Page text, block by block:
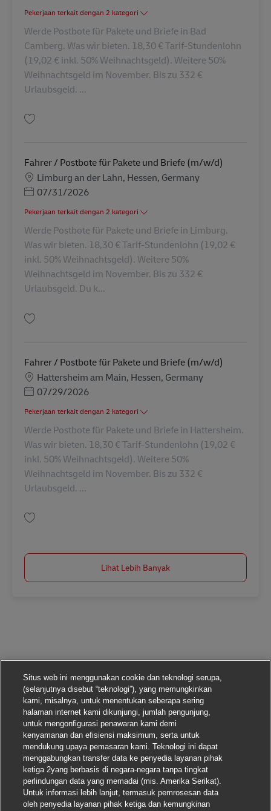
Pekerjaan terkait dengan 2 kategori
Werde Postbote für Pakete und Briefe in Bad
Camberg. Was wir bieten. 18,30 € Tarif-Stundenlohn
(19,02 € inkl. 50% Weihnachtsgeld). Weitere 50%
Weihnachtsgeld im November. Bis zu 332 €
Urlaubsgeld. ...
Fahrer / Postbote für Pakete und Briefe (m/w/d)
LokasiLimburg an der Lahn, Hessen, Germany
Posted Date
07/31/2026
Pekerjaan terkait dengan 2 kategori
Werde Postbote für Pakete und Briefe in Limburg.
Was wir bieten. 18,30 € Tarif-Stundenlohn (19,02 €
inkl. 50% Weihnachtsgeld). Weitere 50%
Weihnachtsgeld im November. Bis zu 332 €
Urlaubsgeld. Du k...
Fahrer / Postbote für Pakete und Briefe (m/w/d)
LokasiHattersheim am Main, Hessen, Germany
Posted Date
07/29/2026
Pekerjaan terkait dengan 2 kategori
Werde Postbote für Pakete und Briefe in Hattersheim.
Was wir bieten. 18,30 € Tarif-Stundenlohn (19,02 €
inkl. 50% Weihnachtsgeld). Weitere 50%
Weihnachtsgeld im November. Bis zu 332 €
Urlaubsgeld. ...
Lihat Lebih Banyak
Situs web ini menggunakan cookie dan teknologi serupa,
(selanjutnya disebut “teknologi”), yang memungkinkan
kami, misalnya, untuk menentukan seberapa sering
halaman internet kami dikunjungi, jumlah pengunjung,
untuk mengonfigurasi penawaran kami demi
kenyamanan dan efisiensi maksimum, serta untuk
mendukung upaya pemasaran kami. Teknologi ini dapat
menggabungkan transfer data ke penyedia layanan pihak
ketiga 2yang berbasis di negara-negara tanpa tingkat
perlindungan data yang memadai (mis. Amerika Serikat).
Untuk informasi lebih lanjut, termasuk pemrosesan data
oleh penyedia layanan pihak ketiga dan kemungkinan